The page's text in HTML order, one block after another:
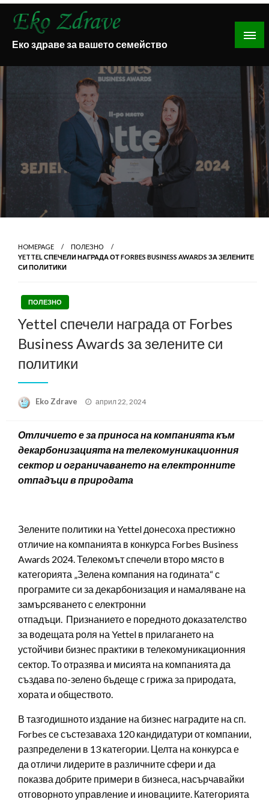
Skip
Еко здраве за вашето семейство
HOMEPAGE
ПОЛЕЗНО
YETTEL СПЕЧЕЛИ НАГРАДА ОТ FORBES BUSINESS AWARDS ЗА ЗЕЛЕНИТЕ
СИ ПОЛИТИКИ
ПОЛЕЗНО
Yettel спечели награда от Forbes
Business Awards за зелените си
политики
Eko Zdrave
Posted
април 22, 2024
Отличието е за приноса на компанията към
декарбонизацията на телекомуникационния
сектор и ограничаването на електронните
отпадъци в природата
Зелените политики на Yettel донесоха престижно
отличие на компанията в конкурса Forbes Business
Awards 2024. Телекомът спечели второ място в
категорията „Зелена компания на годината“ с
програмите си за декарбонизация и намаляване на
замърсяването с електронни
отпадъци. Признанието е поредното доказателство
за водещата роля на Yettel в прилагането на
устойчиви бизнес практики в телекомуникационния
сектор. То отразява и мисията на компанията да
създава по-зелено бъдеще с грижа за природата,
хората и обществото.
В тазгодишното издание на бизнес наградите на сп.
Forbes се състезаваха 120 кандидатури от компании,
разпределени в 13 категории. Целта на конкурса е
да отличи лидерите в различните сфери и да
показва добрите примери в бизнеса, насърчавайки
отговорното управление и иновациите. Категорията